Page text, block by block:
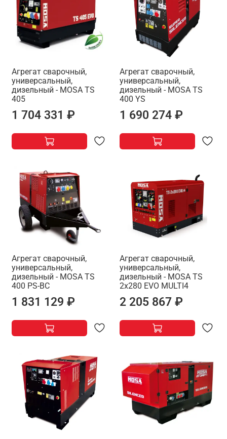
Агрегат сварочный,
универсальный,
дизельный - MOSA TS
405
1 704 331 ₽
Агрегат сварочный,
универсальный,
дизельный - MOSA TS
400 YS
1 690 274 ₽
Агрегат сварочный,
универсальный,
дизельный - MOSA TS
400 PS-BC
1 831 129 ₽
Агрегат сварочный,
универсальный,
дизельный - MOSA TS
2x280 EVO MULTI4
2 205 867 ₽